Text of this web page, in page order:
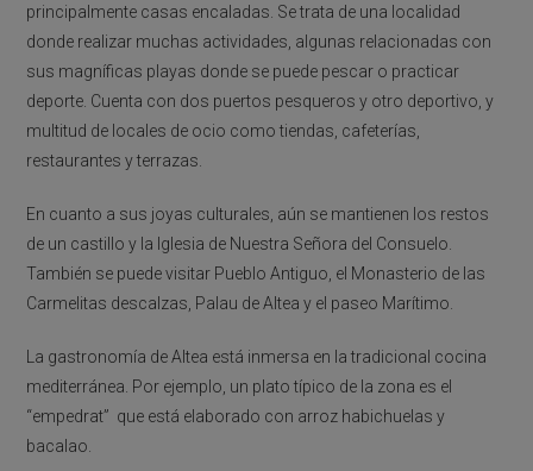
principalmente casas encaladas. Se trata de una localidad
donde realizar muchas actividades, algunas relacionadas con
sus magníficas playas donde se puede pescar o practicar
deporte. Cuenta con dos puertos pesqueros y otro deportivo, y
multitud de locales de ocio como tiendas, cafeterías,
restaurantes y terrazas.
En cuanto a sus joyas culturales, aún se mantienen los restos
de un castillo y la Iglesia de Nuestra Señora del Consuelo.
También se puede visitar Pueblo Antiguo, el Monasterio de las
Carmelitas descalzas, Palau de Altea y el paseo Marítimo.
La gastronomía de Altea está inmersa en la tradicional cocina
mediterránea. Por ejemplo, un plato típico de la zona es el
“empedrat” que está elaborado con arroz habichuelas y
bacalao.